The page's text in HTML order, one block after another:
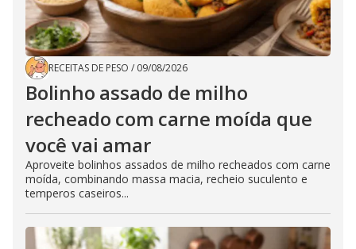
RECEITAS DE PESO / 09/08/2026
Bolinho assado de milho
recheado com carne moída que
você vai amar
Aproveite bolinhos assados de milho recheados com carne
moída, combinando massa macia, recheio suculento e
temperos caseiros...